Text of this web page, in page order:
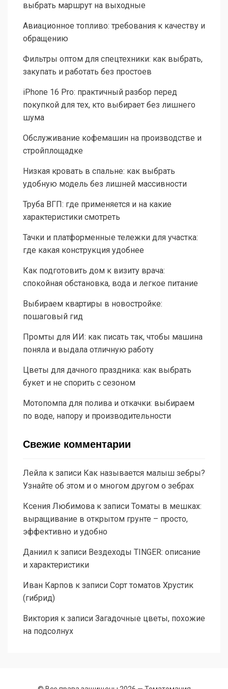
выбрать маршрут на выходные
Авиационное топливо: требования к качеству и
обращению
Фильтры оптом для спецтехники: как выбрать,
закупать и работать без простоев
iPhone 16 Pro: практичный разбор перед
покупкой для тех, кто выбирает без лишнего
шума
Обслуживание кофемашин на производстве и
стройплощадке
Низкая кровать в спальне: как выбрать
удобную модель без лишней массивности
Труба ВГП: где применяется и на какие
характеристики смотреть
Тачки и платформенные тележки для участка:
где какая конструкция удобнее
Как подготовить дом к визиту врача:
спокойная обстановка, вода и легкое питание
Выбираем квартиры в новостройке:
пошаговый гид
Промты для ИИ: как писать так, чтобы машина
поняла и выдала отличную работу
Цветы для дачного праздника: как выбрать
букет и не спорить с сезоном
Мотопомпа для полива и откачки: выбираем
по воде, напору и производительности
Свежие комментарии
Лейла к записи Как называется малыш зебры?
Узнайте об этом и о многом другом о зебрах
Ксения Любимова к записи Томаты в мешках:
выращивание в открытом грунте – просто,
эффективно и удобно
Даниил к записи Вездеходы TINGER: описание
и характеристики
Иван Карпов к записи Сорт томатов Хрустик
(гибрид)
Виктория к записи Загадочные цветы, похожие
на подсолнух